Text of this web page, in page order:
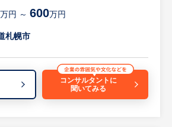
的には…】
は面談時にお伝えします
万円 ～ 600万円
札幌市
コンサルタントに
聞いてみる